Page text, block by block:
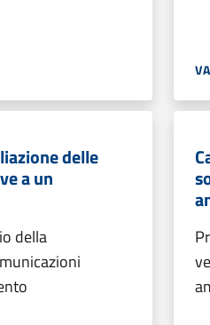
delle
a un
della